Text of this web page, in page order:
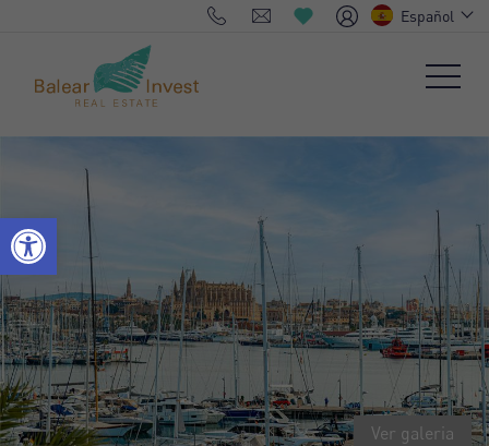
Español
Ver galeria